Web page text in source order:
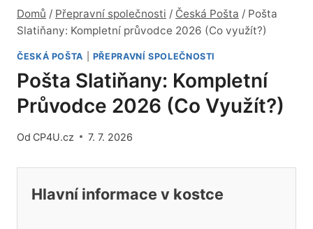
Domů / Přepravní společnosti / Česká Pošta / Pošta
Slatiňany: Kompletní průvodce 2026 (Co využít?)
ČESKÁ POŠTA PŘEPRAVNÍ SPOLEČNOSTI
Pošta Slatiňany: Kompletní
Průvodce 2026 (Co Využít?)
Od CP4U.cz 7. 7. 2026
Hlavní informace v kostce